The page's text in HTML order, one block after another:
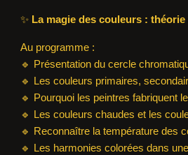
✨ La magie des couleurs :
Au programme :
🔹 Présentation du cercle
🔹 Les couleurs primaires,
🔹 Pourquoi les peintres fabriquent
🔹 Les couleurs chaudes et les
🔹 Reconnaître la température des
🔹 Les harmonies colorées dans